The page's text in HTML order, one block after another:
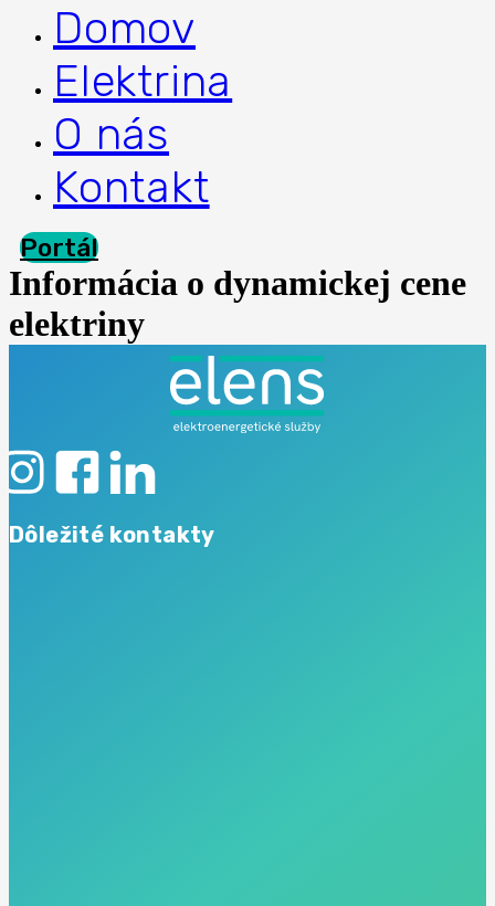
Domov
Elektrina
O nás
Kontakt
Portál
Informácia o dynamickej cene
elektriny
Dôležité kontakty